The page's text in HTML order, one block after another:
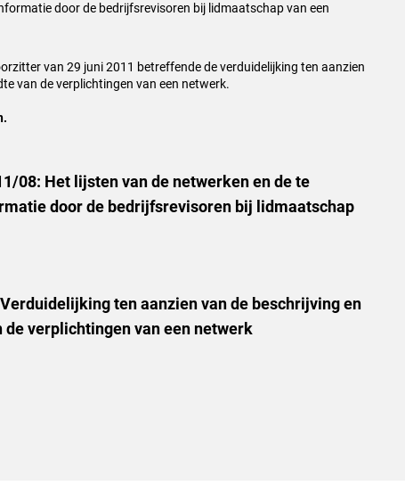
door de bedrijfsrevisoren bij lidmaatschap van een
van 29 juni 2011 betreffende de verduidelijking ten aanzien
van de verplichtingen van een netwerk.
08: Het lijsten van de netwerken en de te
door de bedrijfsrevisoren bij lidmaatschap
ten aanzien van de beschrijving en
verplichtingen van een netwerk